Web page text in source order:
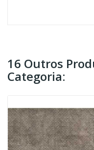
16 Outros
Categoria: